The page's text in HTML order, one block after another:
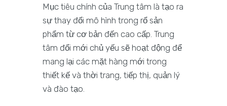
Mục tiêu chính của Trung tâm là tạo ra
sự thay đổi mô hình trong rổ sản
phẩm từ cơ bản đến cao cấp. Trung
tâm đổi mới chủ yếu sẽ hoạt động để
mang lại các mặt hàng mới trong
thiết kế và thời trang, tiếp thị, quản lý
và đào tạo.